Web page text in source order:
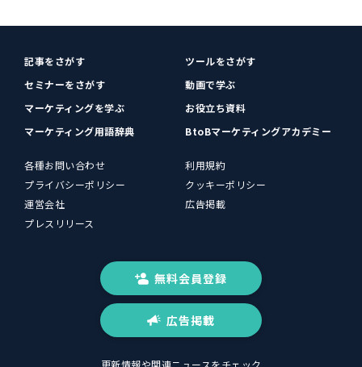
記事をさがす
ツールをさがす
セミナーをさがす
動画で学ぶ
マーケティングを学ぶ
お役立ち資料
マーケティング用語辞典
BtoBマーケティングアカデミー
各種お問い合わせ
利用規約
プライバシーポリシー
クッキーポリシー
運営会社
広告掲載
プレスリリース
無料会員登録
広告掲載
更新情報や関連ニュースをチェック